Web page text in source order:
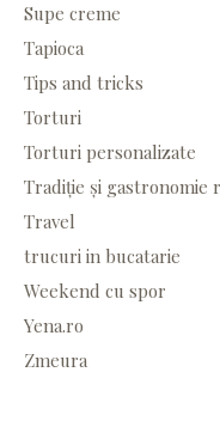
Supe creme
Tapioca
Tips and tricks
Torturi
Torturi personalizate
Tradiție și gastronomie
Travel
trucuri in bucatarie
Weekend cu spor
Yena.ro
Zmeura